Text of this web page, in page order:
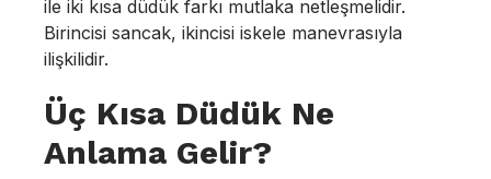
ile iki kısa düdük farkı mutlaka netleşmelidir.
Birincisi sancak, ikincisi iskele manevrasıyla
ilişkilidir.
Üç Kısa Düdük Ne
Anlama Gelir?